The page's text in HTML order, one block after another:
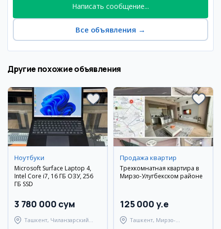
Написать сообщение...
Все объявления →
Другие похожие объявления
Ноутбуки
Microsoft Surface Laptop 4,
Intel Core i7, 16 ГБ ОЗУ, 256
ГБ SSD
3 780 000 сум
Ташкент, Чиланзарский
Продажа квартир
Трехкомнатная квартира в
Мирзо-Улугбекском районе
125 000 y.e
Ташкент, Мирзо-